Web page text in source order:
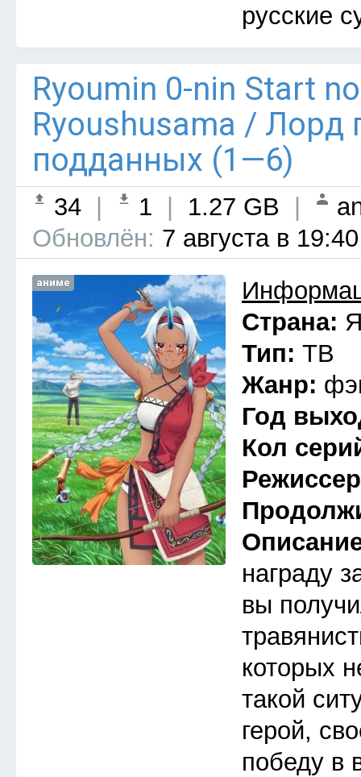
русские
Ryoumin 0-nin Start
Ryoushusama / Лорд
подданных (1—6)
34 1 1.27 GB
Обновлён: 7 августа в 19:40
аниме
Страна:
Тип: ТВ
Жанр:
Год
Кол
награду
вы
которых
такой
герой,
победу в